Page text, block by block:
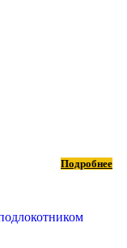
Подробнее